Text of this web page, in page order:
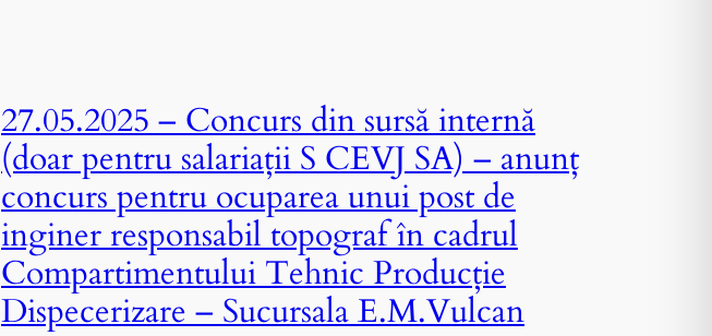
27.05.2025 – Concurs din sursă internă
(doar pentru salariații S CEVJ SA) – anunț
concurs pentru ocuparea unui post de
inginer responsabil topograf în cadrul
Compartimentului Tehnic Producție
Dispecerizare – Sucursala E.M.Vulcan